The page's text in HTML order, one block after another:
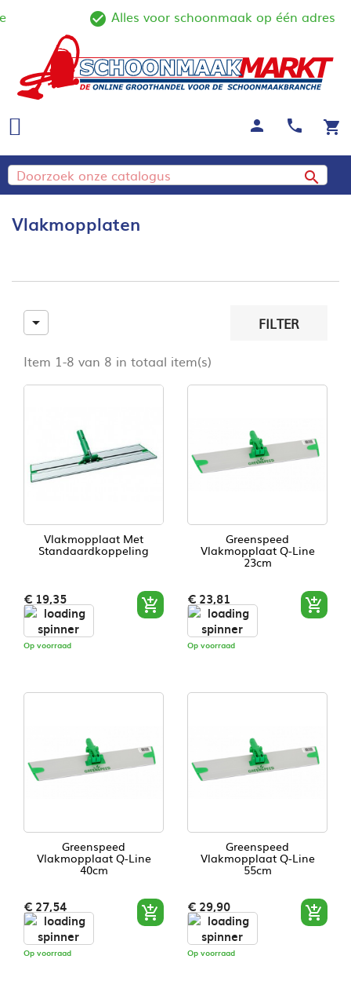
check_circle_outline
Alles voor schoonmaak op één adres
shopping_cart
call
person

Vlakmopplaten

FILTER
Item 1-8 van 8 in totaal item(s)
Vlakmopplaat Met
Standaardkoppeling
€ 19,35
Op voorraad

Greenspeed
Vlakmopplaat Q-Line
23cm
€ 23,81
Op voorraad

Greenspeed
Vlakmopplaat Q-Line
40cm
€ 27,54
Op voorraad

Greenspeed
Vlakmopplaat Q-Line
55cm
€ 29,90
Op voorraad
